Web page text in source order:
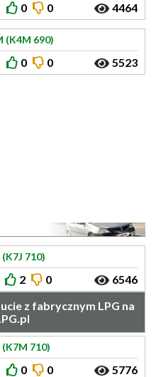
0 0 4464
(K4M 690)
0 0 5523
710)
2 0
6546
z fabrycznym LPG na
(K7M 710)
0 0 5776